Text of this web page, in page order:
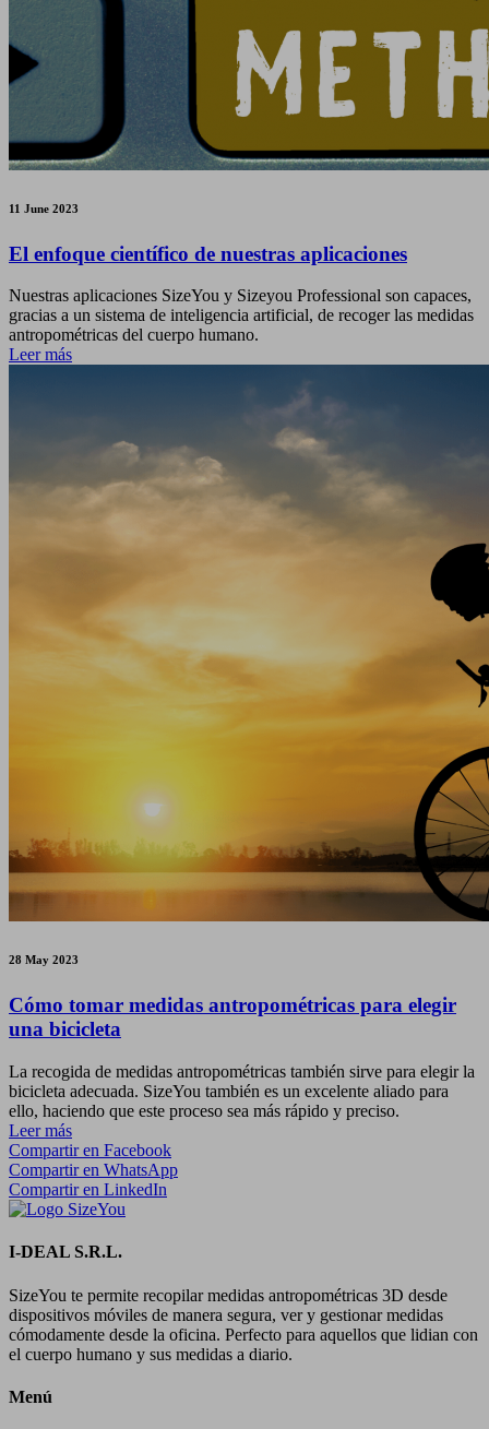
11 June 2023
El enfoque científico de nuestras aplicaciones
Nuestras aplicaciones SizeYou y Sizeyou Professional son capaces,
gracias a un sistema de inteligencia artificial, de recoger las medidas
antropométricas del cuerpo humano.
Leer más
28 May 2023
Cómo tomar medidas antropométricas para elegir
una bicicleta
La recogida de medidas antropométricas también sirve para elegir la
bicicleta adecuada. SizeYou también es un excelente aliado para
ello, haciendo que este proceso sea más rápido y preciso.
Leer más
Compartir en Facebook
Compartir en WhatsApp
Compartir en LinkedIn
I-DEAL S.R.L.
SizeYou te permite recopilar medidas antropométricas 3D desde
dispositivos móviles de manera segura, ver y gestionar medidas
cómodamente desde la oficina. Perfecto para aquellos que lidian con
el cuerpo humano y sus medidas a diario.
Menú